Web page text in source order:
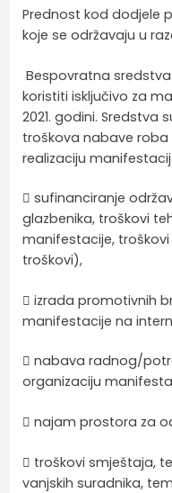
Prednost kod dodjele
koje se održavaju u
Bespovratna
koristiti isključivo za
2021. godini. Sredstva
troškova nabave roba
realizaciju
 sufinanciranje
glazbenika, troškovi
manifestacije,
troškovi),
 izrada promotivnih
manifestacije na
 nabava radnog/
organizaciju
 najam prostora za
 troškovi smještaja,
vanjskih suradnika,